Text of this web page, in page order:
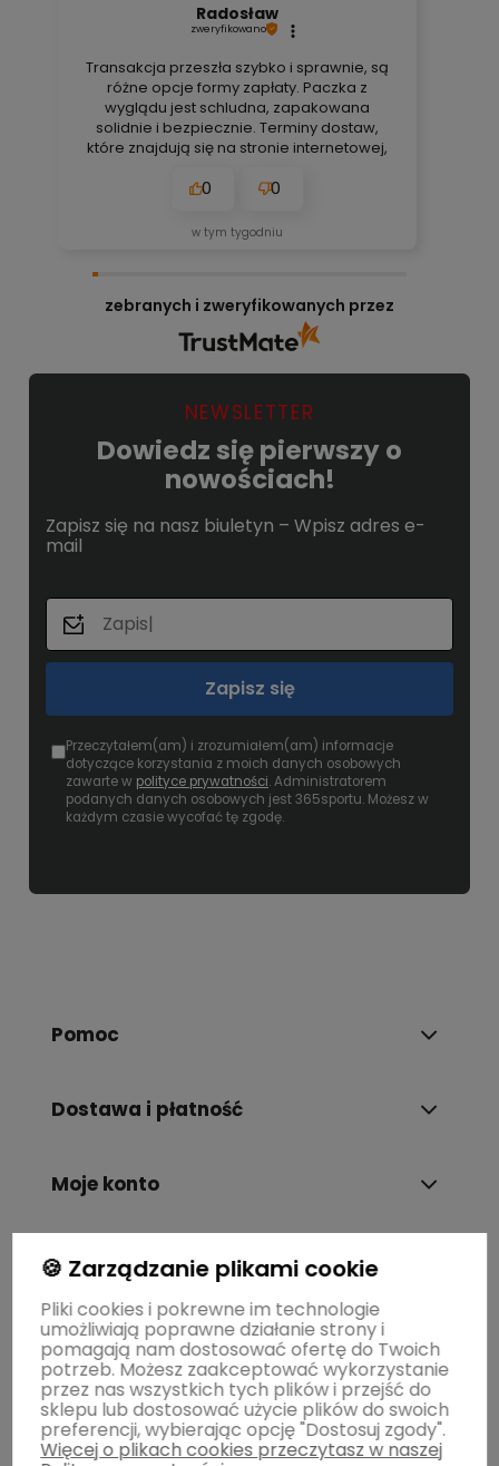
Radosław
zweryfikowano
Transakcja przeszła szybko i sprawnie, są
różne opcje formy zapłaty. Paczka z
wyglądu jest schludna, zapakowana
solidnie i bezpiecznie. Terminy dostaw,
które znajdują się na stronie internetowej,
nie zawiodłem, wyjątkowo rzetelna firma.
0 0
w tym tygodniu
zebranych i zweryfikowanych przez
NEWSLETTER
Dowiedz się pierwszy o
nowościach!
Zapisz się na nasz biuletyn – Wpisz adres e-
mail
Zapisz się
Przeczytałem(am) i zrozumiałem(am) informacje
dotyczące korzystania z moich danych osobowych
zawarte w polityce prywatności. Administratorem
podanych danych osobowych jest 365sportu. Możesz w
każdym czasie wycofać tę zgodę.
Pomoc
Dostawa i płatność
Moje konto
Gwarancja i zwroty
O firmie
🍪 Zarządzanie plikami cookie
Pliki cookies i pokrewne im technologie
umożliwiają poprawne działanie strony i
pomagają nam dostosować ofertę do Twoich
potrzeb. Możesz zaakceptować wykorzystanie
przez nas wszystkich tych plików i przejść do
sklepu lub dostosować użycie plików do swoich
preferencji, wybierając opcję "Dostosuj zgody".
Więcej o plikach cookies przeczytasz w naszej